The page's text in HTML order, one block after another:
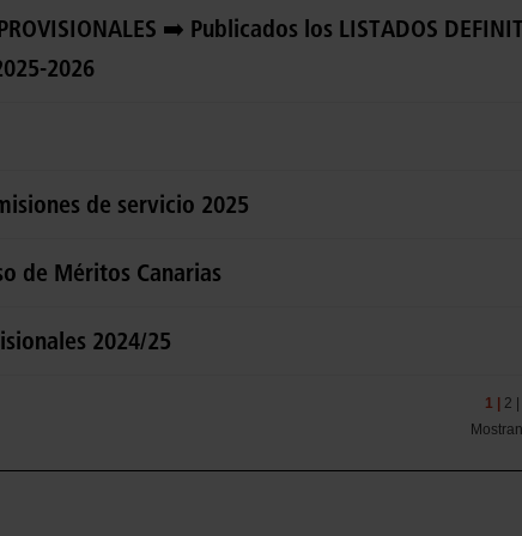
➡️ Publicados los LISTADOS
2026
de servicio 2025
de Méritos Canarias
2024/25
1 | 2 |